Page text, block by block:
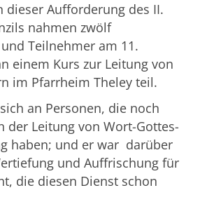
dieser Aufforderung des II.
nahmen zwölf
Teilnehmer am 11.
einem Kurs zur Leitung von
im Pfarrheim Theley teil.
an Personen, die noch
der Leitung von Wort-Gottes-
haben; und er war darüber
und Auffrischung für
die diesen Dienst schon